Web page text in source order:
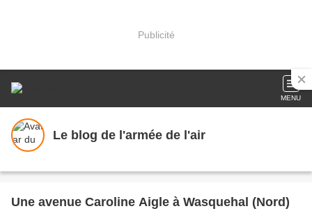
Publicité
MENU
Le blog de l'armée de l'air
Une avenue Caroline Aigle à Wasquehal (Nord)